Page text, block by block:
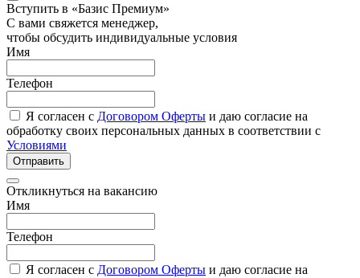
Вступить в «Базис Премиум»
С вами свяжется менеджер,
чтобы обсудить индивидуальные условия
Имя
Телефон
Я согласен с Договором Оферты и даю согласие на
обработку своих персональных данных в соответствии с
Условиями
Отправить
Откликнуться на вакансию
Имя
Телефон
Я согласен с Договором Оферты и даю согласие на